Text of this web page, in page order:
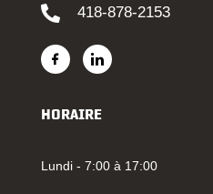
418-878-2153
HORAIRE
Lundi - 7:00 à 17:00